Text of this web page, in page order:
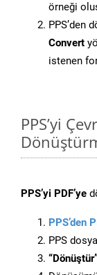
örneği
PPS’den
Convert
istenen
PPS’yi
PPS’yi PDF’ye
PPS’den
PPS